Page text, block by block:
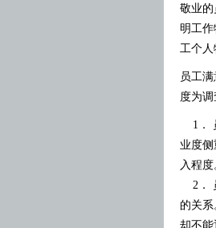
敬业
明工
工个人
员工
度为
1．
业度
入程度
2．
的关
却不